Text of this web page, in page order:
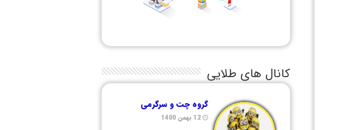
کانال های طلایی
گروه چت و سرگرمی
12 بهمن 1400